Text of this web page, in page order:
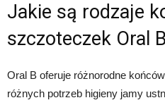
Jakie są rodzaje
szczoteczek Oral
Oral B oferuje różnorodne
różnych potrzeb higieny jamy